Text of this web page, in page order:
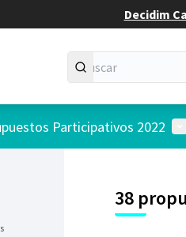
Decidim
Participativos 2022
38